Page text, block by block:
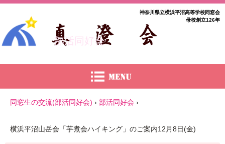
部活同好会
神奈川県立横浜平沼高等学校同窓会
母校創立126年
同窓生の交流(部活同好会) › 部活同好会 ›
横浜平沼山岳会「芋煮会ハイキング」のご案内12月8日(金)